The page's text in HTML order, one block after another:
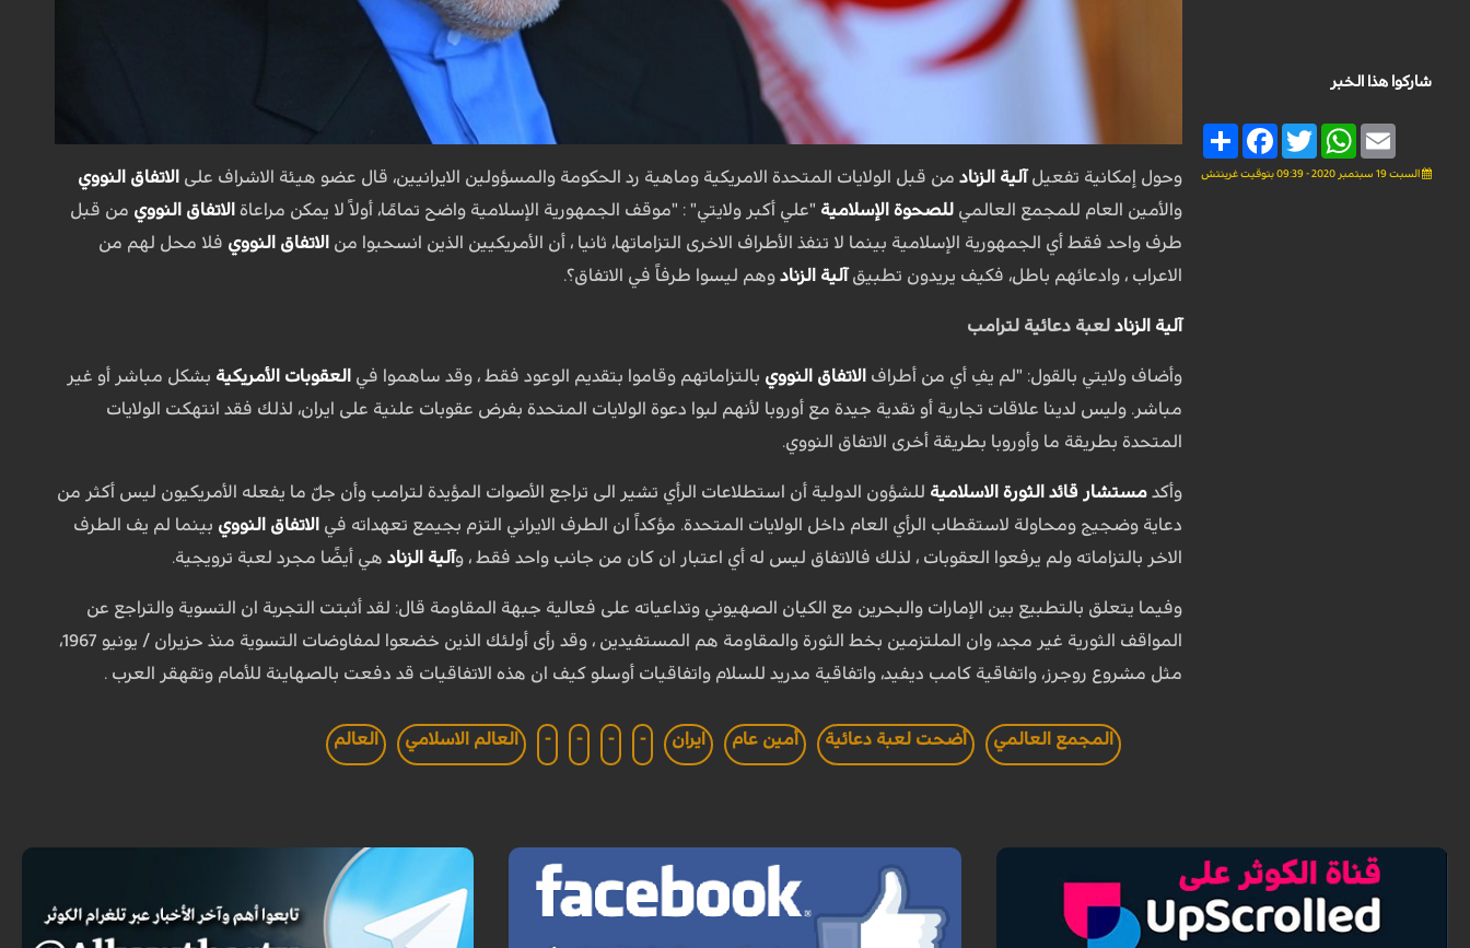
شاركوا هذا الخبر
Share
FacebookTwitter
WhatsAppEmail
السبت 19 سبتمبر 2020 - 09:39 بتوقيت غرينتش وحول إمكانية تفعيلآلية الزنادمن قبل الولايات المتحدة الامريكية وماهية رد الحكومة والمسؤولين الايرانيين، قال عضو هيئة الاشراف على الاتفاق النووي
والأمين العام للمجمع العالمي للصحوة الإسلامية "علي أكبر ولايتي" : "موقف الجمهورية الإسلامية واضح تمامًا، أولاً لا يمكن مراعاة الاتفاق النووي من قبل
طرف واحد فقط أي الجمهورية الإسلامية بينما لا تنفذ الأطراف الاخرى التزاماتها، ثانيا ، أن الأمريكيين الذين انسحبوا من الاتفاق النووي فلا محل لهم من
الاعراب ، وادعائهم باطل، فكيف يريدون تطبيقآلية الزنادوهم ليسوا طرفاً في الاتفاق؟.
آلية الزنادلعبة دعائية لترامب
وأضاف ولايتي بالقول: "لم يفِ أي من أطراف الاتفاق النووي بالتزاماتهم وقاموا بتقديم الوعود فقط ، وقد ساهموا في العقوبات الأمريكية بشكل مباشر أو غير
مباشر. وليس لدينا علاقات تجارية أو نقدية جيدة مع أوروبا لأنهم لبوا دعوة الولايات المتحدة بفرض عقوبات علنية على ايران، لذلك فقد انتهكت الولايات
المتحدة بطريقة ما وأوروبا بطريقة أخرى الاتفاق النووي.
وأكد مستشار قائد الثورة الاسلامية للشؤون الدولية أن استطلاعات الرأي تشير الى تراجع الأصوات المؤيدة لترامب وأن جلّ ما يفعله الأمريكيون ليس أكثر من
دعاية وضجيج ومحاولة لاستقطاب الرأي العام داخل الولايات المتحدة. مؤكداً ان الطرف الايراني التزم بجيمع تعهداته في الاتفاق النووي بينما لم يف الطرف
الاخر بالتزاماته ولم يرفعوا العقوبات ، لذلك فالاتفاق ليس له أي اعتبار ان كان من جانب واحد فقط ، وآلية الزنادهي أيضًا مجرد لعبة ترويجية.
وفيما يتعلق بالتطبيع بين الإمارات والبحرين مع الكيان الصهيوني وتداعياته على فعالية جبهة المقاومة قال: لقد أثبتت التجربة ان التسوية والتراجع عن
المواقف الثورية غير مجد، وان الملتزمين بخط الثورة والمقاومة هم المستفيدين ، وقد رأى أولئك الذين خضعوا لمفاوضات التسوية منذ حزيران / يونيو 1967،
مثل مشروع روجرز، واتفاقية كامب ديفيد، واتفاقية مدريد للسلام واتفاقيات أوسلو كيف ان هذه الاتفاقيات قد دفعت بالصهاينة للأمام وتقهقر العرب .
المجمع العالمي أضحت لعبة دعائية أمين عام ايران -
-
-
- العالم الاسلامي العالم